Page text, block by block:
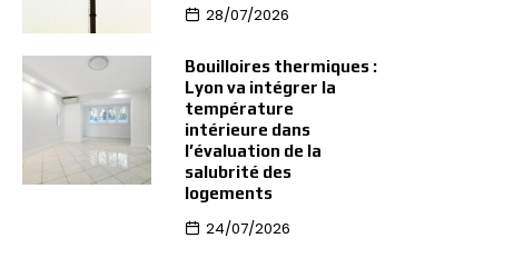
28/07/2026
Bouilloires thermiques :
Lyon va intégrer la
température
intérieure dans
l’évaluation de la
salubrité des
logements
24/07/2026